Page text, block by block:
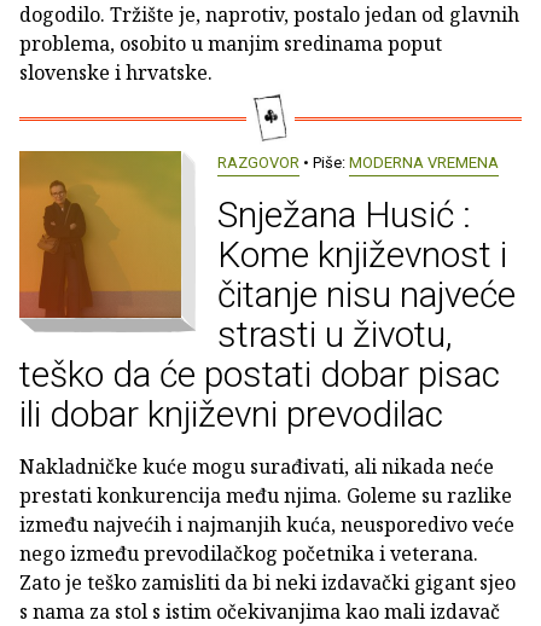
dogodilo. Tržište je, naprotiv, postalo jedan od glavnih
problema, osobito u manjim sredinama poput
slovenske i hrvatske.
RAZGOVOR• Piše: MODERNA VREMENA
Snježana Husić :
Kome književnost i
čitanje nisu najveće
strasti u životu,
teško da će postati dobar pisac
ili dobar književni prevodilac
Nakladničke kuće mogu surađivati, ali nikada neće
prestati konkurencija među njima. Goleme su razlike
između najvećih i najmanjih kuća, neusporedivo veće
nego između prevodilačkog početnika i veterana.
Zato je teško zamisliti da bi neki izdavački gigant sjeo
s nama za stol s istim očekivanjima kao mali izdavač